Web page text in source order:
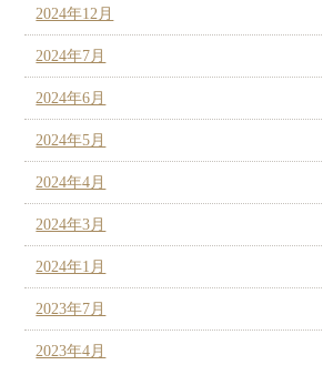
2024年12月
2024年7月
2024年6月
2024年5月
2024年4月
2024年3月
2024年1月
2023年7月
2023年4月